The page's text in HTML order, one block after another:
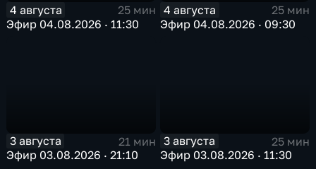
4 августа
25 мин
Эфир 04.08.2026 · 11:30
4 августа
25 мин
Эфир 04.08.2026 · 09:30
3 августа
21 мин
Эфир 03.08.2026 · 21:10
3 августа
25 мин
Эфир 03.08.2026 · 11:30